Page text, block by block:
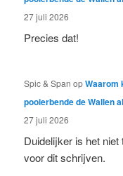
27 juli 2026
Precies dat!
Spic & Span opWaarom
pooierbende de Wallen
27 juli 2026
Duidelijker is het
voor dit schrijven.